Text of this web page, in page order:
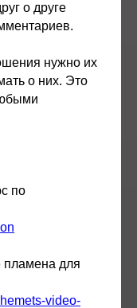
о друге
нужно их
о них. Это
по
пламена для
video-